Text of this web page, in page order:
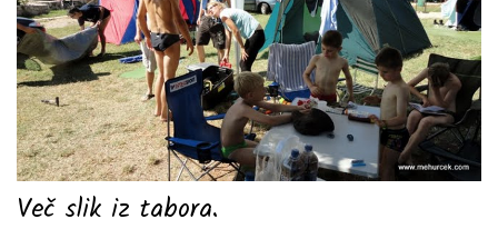
Več slik iz tabora.